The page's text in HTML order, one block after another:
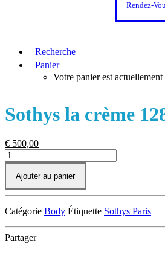
Rendez-
Recherche
Panier
Votre panier est actuellement
Sothys la crème
€ 500,00
quantité
de
Sothys
la
crème
128
Secret
Ajouter au panier
Catégorie Body Étiquette Sothys Paris
Partager